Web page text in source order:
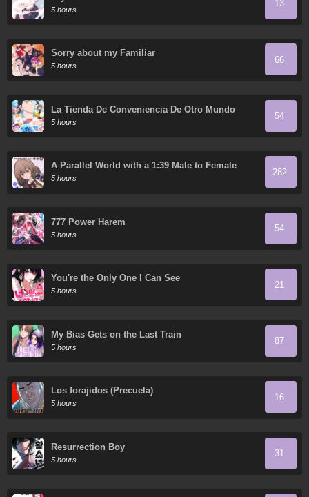
5 hours
13
Sorry about my Familiar
5 hours
66
La Tienda De Conveniencia De Otro Mundo
5 hours
54
A Parallel World with a 1:39 Male to Female
Ratio is Unexpectedly Normal (Fan Colored)
5 hours
282
777 Power Harem
5 hours
54
You're the Only One I Can See
5 hours
21
My Bias Gets on the Last Train
5 hours
87
Los forajidos (Precuela)
5 hours
16
Resurrection Boy
5 hours
31